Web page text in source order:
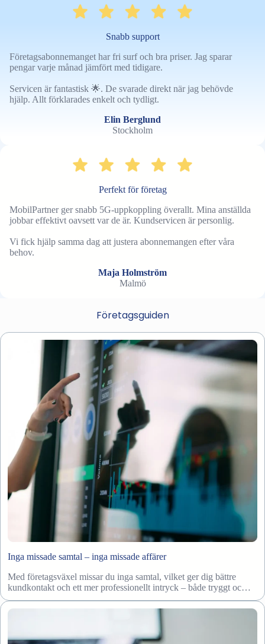
Snabb support
Företagsabonnemanget har fri surf och bra priser. Jag sparar
pengar varje månad jämfört med tidigare.
Servicen är fantastisk 🌟. De svarade direkt när jag behövde
hjälp. Allt förklarades enkelt och tydligt.
Elin Berglund
Stockholm
Perfekt för företag
MobilPartner ger snabb 5G-uppkoppling överallt. Mina anställda
jobbar effektivt oavsett var de är. Kundservicen är personlig.
Vi fick hjälp samma dag att justera abonnemangen efter våra
behov.
Maja Holmström
Malmö
Företagsguiden
Inga missade samtal – inga missade affärer
Med företagsväxel missar du inga samtal, vilket ger dig bättre
kundkontakt och ett mer professionellt intryck – både tryggt oc…